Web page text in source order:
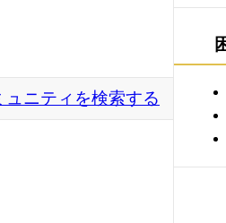
ュニティを検索する